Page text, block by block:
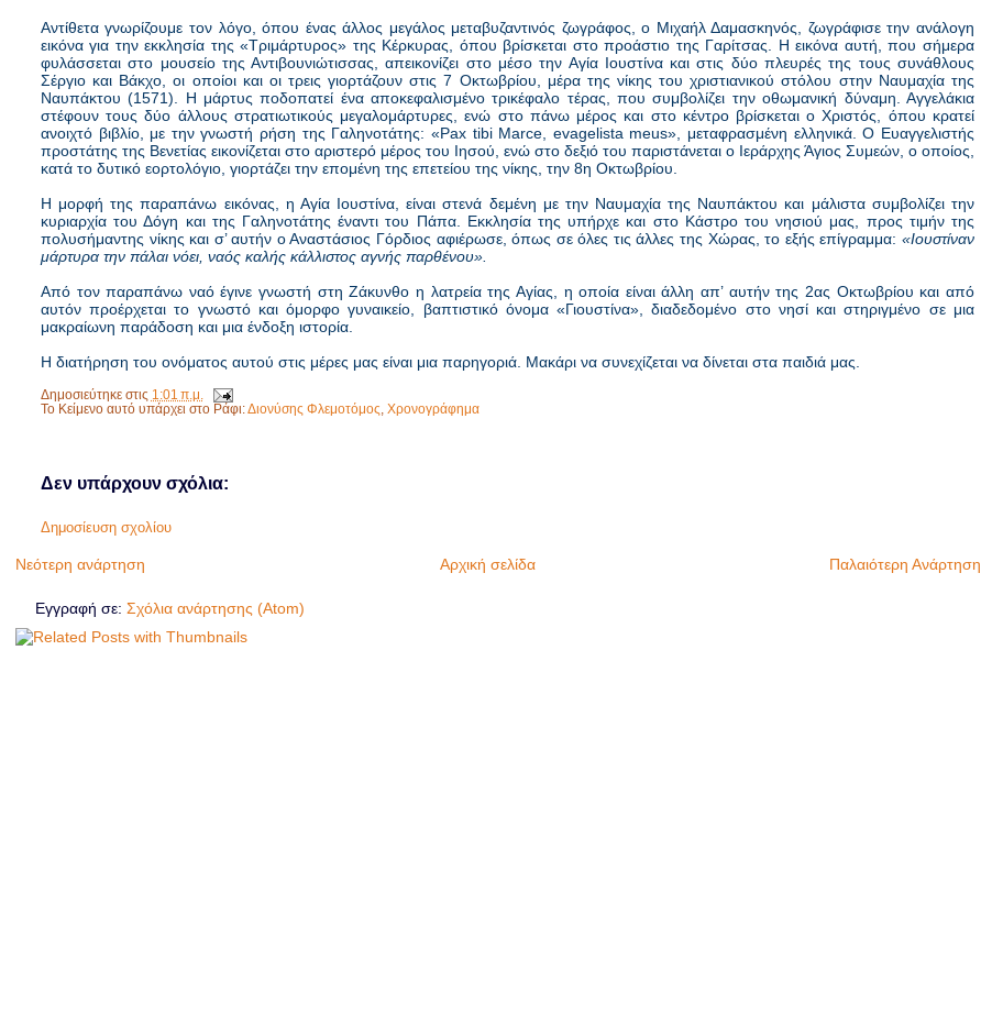
Αντίθετα γνωρίζουμε τον λόγο, όπου ένας άλλος μεγάλος μεταβυζαντινός ζωγράφος, ο Μιχαήλ Δαμασκηνός, ζωγράφισε την ανάλογη
εικόνα για την εκκλησία της «Τριμάρτυρος» της Κέρκυρας, όπου βρίσκεται στο προάστιο της Γαρίτσας. Η εικόνα αυτή, που σήμερα
φυλάσσεται στο μουσείο της Αντιβουνιώτισσας, απεικονίζει στο μέσο την Αγία Ιουστίνα και στις δύο πλευρές της τους συνάθλους
Σέργιο και Βάκχο, οι οποίοι και οι τρεις γιορτάζουν στις 7 Οκτωβρίου, μέρα της νίκης του χριστιανικού στόλου στην Ναυμαχία της
Ναυπάκτου (1571). Η μάρτυς ποδοπατεί ένα αποκεφαλισμένο τρικέφαλο τέρας, που συμβολίζει την οθωμανική δύναμη. Αγγελάκια
στέφουν τους δύο άλλους στρατιωτικούς μεγαλομάρτυρες, ενώ στο πάνω μέρος και στο κέντρο βρίσκεται ο Χριστός, όπου κρατεί
ανοιχτό βιβλίο, με την γνωστή ρήση της Γαληνοτάτης: «Pax tibi Marce, evagelista meus», μεταφρασμένη ελληνικά. Ο Ευαγγελιστής
προστάτης της Βενετίας εικονίζεται στο αριστερό μέρος του Ιησού, ενώ στο δεξιό του παριστάνεται ο Ιεράρχης Άγιος Συμεών, ο οποίος,
κατά το δυτικό εορτολόγιο, γιορτάζει την επομένη της επετείου της νίκης, την 8η Οκτωβρίου.
Η μορφή της παραπάνω εικόνας, η Αγία Ιουστίνα, είναι στενά δεμένη με την Ναυμαχία της Ναυπάκτου και μάλιστα συμβολίζει την
κυριαρχία του Δόγη και της Γαληνοτάτης έναντι του Πάπα. Εκκλησία της υπήρχε και στο Κάστρο του νησιού μας, προς τιμήν της
πολυσήμαντης νίκης και σ’ αυτήν ο Αναστάσιος Γόρδιος αφιέρωσε, όπως σε όλες τις άλλες της Χώρας, το εξής επίγραμμα: «Ιουστίναν
μάρτυρα την πάλαι νόει, ναός καλής κάλλιστος αγνής παρθένου».
Από τον παραπάνω ναό έγινε γνωστή στη Ζάκυνθο η λατρεία της Αγίας, η οποία είναι άλλη απ’ αυτήν της 2ας Οκτωβρίου και από
αυτόν προέρχεται το γνωστό και όμορφο γυναικείο, βαπτιστικό όνομα «Γιουστίνα», διαδεδομένο στο νησί και στηριγμένο σε μια
μακραίωνη παράδοση και μια ένδοξη ιστορία.
Η διατήρηση του ονόματος αυτού στις μέρες μας είναι μια παρηγοριά. Μακάρι να συνεχίζεται να δίνεται στα παιδιά μας.
Δημοσιεύτηκε στις 1:01 π.μ.
Το Κείμενο αυτό υπάρχει στο Ράφι:Διονύσης Φλεμοτόμος Χρονογράφημα
Δεν υπάρχουν σχόλια:
Δημοσίευση σχολίου
Νεότερη ανάρτηση Παλαιότερη Ανάρτηση
Αρχική σελίδα
Εγγραφή σε: Σχόλια ανάρτησης (Atom)